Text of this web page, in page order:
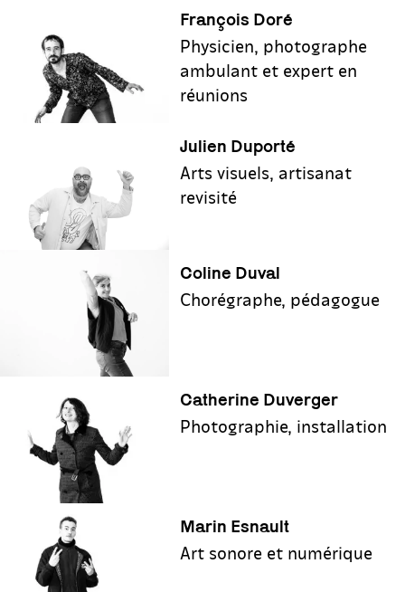
François Doré
Physicien, photographe
ambulant et expert en
réunions
Julien Duporté
Arts visuels, artisanat
revisité
Coline Duval
Chorégraphe, pédagogue
Catherine Duverger
Photographie, installation
Marin Esnault
Art sonore et numérique